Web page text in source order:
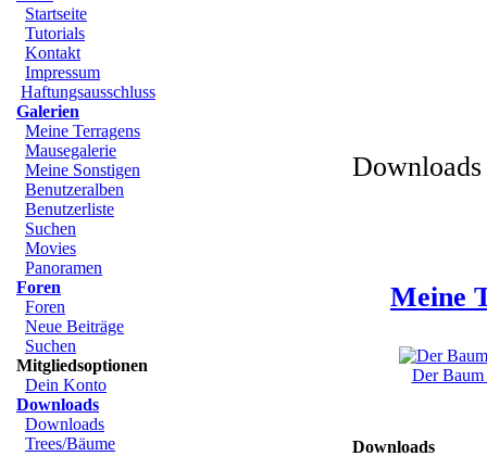
Startseite
Tutorials
Kontakt
Impressum
Haftungsausschluss
Galerien
Meine Terragens
Mausegalerie
Meine Sonstigen
Benutzeralben
Benutzerliste
Suchen
Movies
Panoramen
Foren
Foren
Neue Beiträge
Suchen
Mitgliedsoptionen
Dein Konto
Downloads
Downloads
Trees/Bäume
Downloads
Meine
Der
Downloads